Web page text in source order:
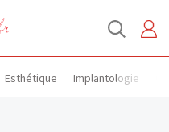
Esthétique Implantologie